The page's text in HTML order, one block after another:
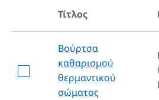
Τίτλος
Βούρτσα
καθαρισμού
θερμαντικού
σώματος